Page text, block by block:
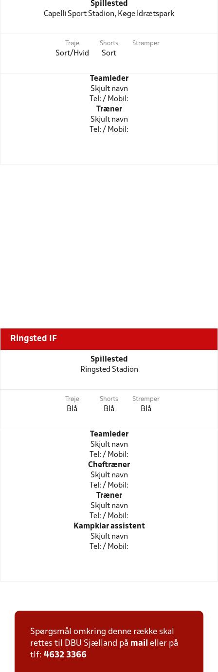
Spillested
Capelli Sport Stadion, Køge Idrætspark
Trøje
Sort/Hvid
Shorts
Sort
Strømper
Teamleder
Skjult navn
Tel: / Mobil:
Træner
Skjult navn
Tel: / Mobil:
Ringsted IF
Spillested
Ringsted Stadion
Trøje
Blå
Shorts
Blå
Strømper
Blå
Teamleder
Skjult navn
Tel: / Mobil:
Cheftræner
Skjult navn
Tel: / Mobil:
Træner
Skjult navn
Tel: / Mobil:
Kampklar assistent
Skjult navn
Tel: / Mobil:
Spørgsmål omkring denne række skal
rettes til DBU Sjælland på mail eller på
tlf: 4632 3366